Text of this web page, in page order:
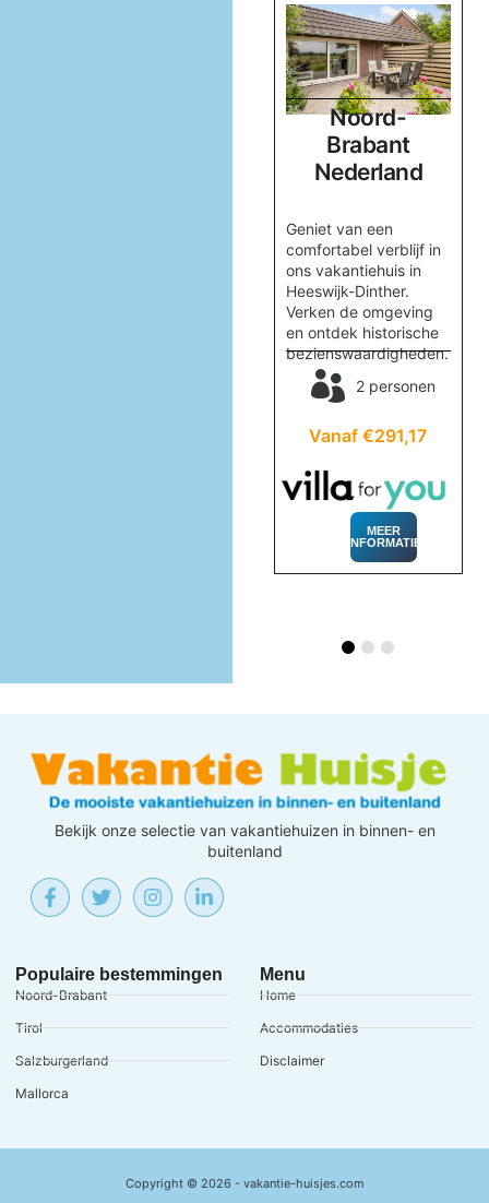
Noord-
Brabant
Nederland
Geniet van een
comfortabel verblijf in
ons vakantiehuis in
Heeswijk-Dinther.
Verken de omgeving
en ontdek historische
bezienswaardigheden.
2 personen
Vanaf €291,17
MEER
INFORMATIE
Bekijk onze selectie van vakantiehuizen in binnen- en
buitenland
Populaire bestemmingen
Noord-Brabant
Tirol
Salzburgerland
Mallorca
Menu
Home
Accommodaties
Disclaimer
Copyright © 2026 - vakantie-huisjes.com